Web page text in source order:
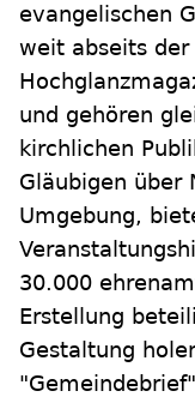
evangelischen
weit abseits der
und gehören
kirchlichen
Gläubigen über
Umgebung,
30.000
Erstellung
Gestaltung